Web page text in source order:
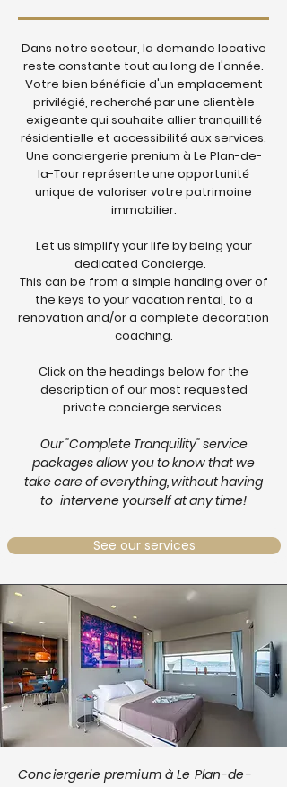
Dans notre secteur, la demande locative
reste constante tout au long de l'année.
Votre bien bénéficie d'un emplacement
privilégié, recherché par une clientèle
exigeante qui souhaite allier tranquillité
résidentielle et accessibilité aux services.
Une conciergerie prenium à Le Plan-de-
la-Tour représente une opportunité
unique de valoriser votre patrimoine
immobilier.
Let us simplify your life by being your
dedicated Concierge.
This can be from a simple handing over of
the keys to your vacation rental, to a
renovation and/or a complete decoration
coaching.
Click on the headings below for the
description of our most requested
private concierge services.
Our "Complete Tranquility" service
packages allow you to know that we
take care of everything, without having
to intervene yourself at any time!
See our services
Conciergerie premium à Le Plan-de-